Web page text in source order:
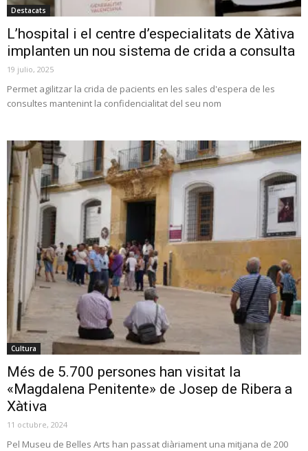
Destacats
L’hospital i el centre d’especialitats de Xàtiva
implanten un nou sistema de crida a consulta
19 julio, 2025
Permet agilitzar la crida de pacients en les sales d'espera de les
consultes mantenint la confidencialitat del seu nom
Cultura
Més de 5.700 persones han visitat la
«Magdalena Penitente» de Josep de Ribera a
Xàtiva
11 octubre, 2024
Pel Museu de Belles Arts han passat diàriament una mitjana de 200